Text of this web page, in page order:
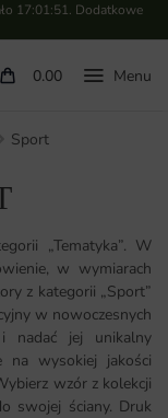
17:01:49. Dodatkowe
0.00
Sport
„Tematyka”. W
w wymiarach
z kategorii „Sport”
w nowoczesnych
nadać jej unikalny
na wysokiej jakości
wzór z kolekcji
swojej ściany. Druk